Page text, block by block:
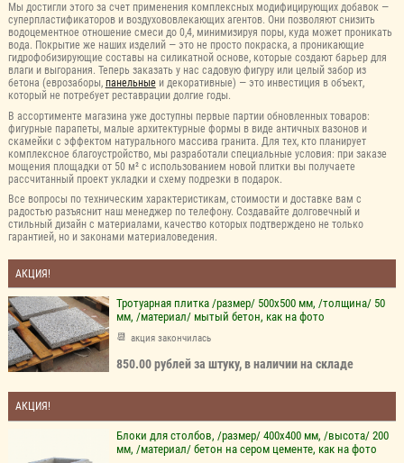
Мы достигли этого за счет применения комплексных модифицирующих добавок —
суперпластификаторов и воздухововлекающих агентов. Они позволяют снизить
водоцементное отношение смеси до 0,4, минимизируя поры, куда может проникать
вода. Покрытие же наших изделий — это не просто покраска, а проникающие
гидрофобизирующие составы на силикатной основе, которые создают барьер для
влаги и выгорания. Теперь заказать у нас садовую фигуру или целый забор из
бетона (еврозаборы, панельныеи декоративные) — это инвестиция в объект,
который не потребует реставрации долгие годы.
В ассортименте магазина уже доступны первые партии обновленных товаров:
фигурные парапеты, малые архитектурные формы в виде античных вазонов и
скамейки с эффектом натурального массива гранита. Для тех, кто планирует
комплексное благоустройство, мы разработали специальные условия: при заказе
мощения площадки от 50 м² с использованием новой плитки вы получаете
рассчитанный проект укладки и схему подрезки в подарок.
Все вопросы по техническим характеристикам, стоимости и доставке вам с
радостью разъяснит наш менеджер по телефону. Создавайте долговечный и
стильный дизайн с материалами, качество которых подтверждено не только
гарантией, но и законами материаловедения.
АКЦИЯ!
Тротуарная плитка /размер/ 500х500 мм, /толщина/ 50
мм, /материал/ мытый бетон, как на фото
акция закончилась
850.00 рублей за штуку, в наличии на складе
АКЦИЯ!
Блоки для столбов, /размер/ 400х400 мм, /высота/ 200
мм, /материал/ бетон на сером цементе, как на фото